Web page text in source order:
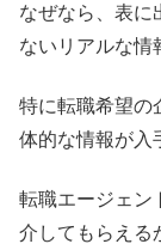
なぜなら、表に
ないリアルな情
特に転職希望の
体的な情報が入
転職エージェン
介してもらえる